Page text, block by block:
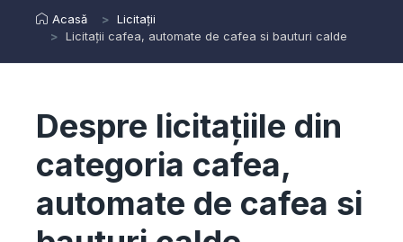
Acasă
Licitații
Licitații cafea, automate de cafea si bauturi calde
Despre licitațiile din
categoria cafea,
automate de cafea si